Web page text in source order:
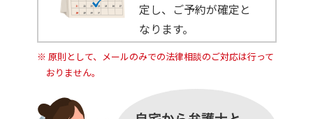
定し、ご予約が確定と
なります。
原則として、メールのみでの法律相談のご対応は行って
おりません。